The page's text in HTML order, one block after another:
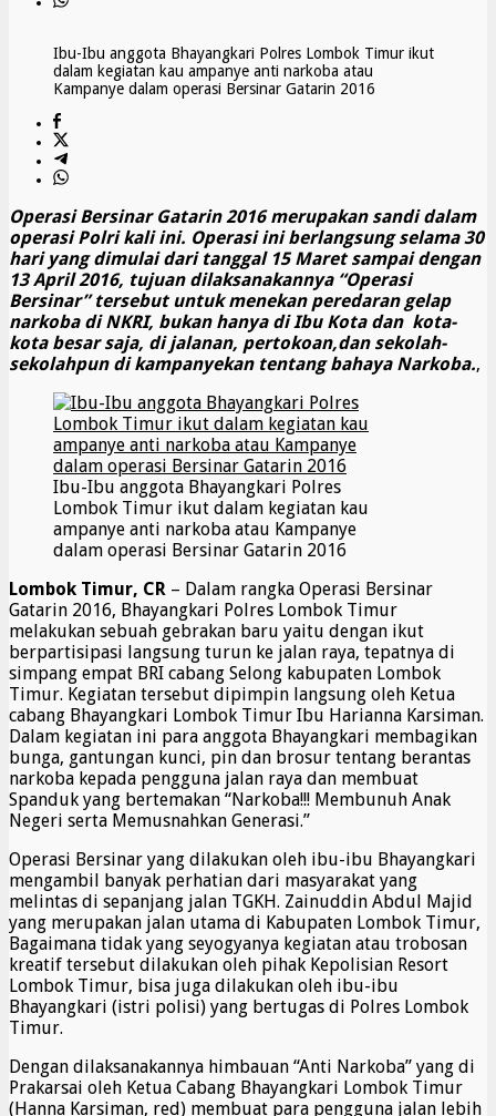
Ibu-Ibu anggota Bhayangkari Polres Lombok Timur ikut
dalam kegiatan kau ampanye anti narkoba atau
Kampanye dalam operasi Bersinar Gatarin 2016
Operasi Bersinar Gatarin 2016 merupakan sandi dalam
operasi Polri kali ini. Operasi ini berlangsung selama 30
hari yang dimulai dari tanggal 15 Maret sampai dengan
13 April 2016, tujuan dilaksanakannya “Operasi
Bersinar” tersebut untuk menekan peredaran gelap
narkoba di NKRI, bukan hanya di Ibu Kota dan kota-
kota besar saja, di jalanan, pertokoan,dan sekolah-
sekolahpun di kampanyekan tentang bahaya Narkoba.,
Ibu-Ibu anggota Bhayangkari Polres
Lombok Timur ikut dalam kegiatan kau
ampanye anti narkoba atau Kampanye
dalam operasi Bersinar Gatarin 2016
Lombok Timur, CR – Dalam rangka Operasi Bersinar
Gatarin 2016, Bhayangkari Polres Lombok Timur
melakukan sebuah gebrakan baru yaitu dengan ikut
berpartisipasi langsung turun ke jalan raya, tepatnya di
simpang empat BRI cabang Selong kabupaten Lombok
Timur. Kegiatan tersebut dipimpin langsung oleh Ketua
cabang Bhayangkari Lombok Timur Ibu Harianna Karsiman.
Dalam kegiatan ini para anggota Bhayangkari membagikan
bunga, gantungan kunci, pin dan brosur tentang berantas
narkoba kepada pengguna jalan raya dan membuat
Spanduk yang bertemakan “Narkoba!!! Membunuh Anak
Negeri serta Memusnahkan Generasi.”
Operasi Bersinar yang dilakukan oleh ibu-ibu Bhayangkari
mengambil banyak perhatian dari masyarakat yang
melintas di sepanjang jalan TGKH. Zainuddin Abdul Majid
yang merupakan jalan utama di Kabupaten Lombok Timur,
Bagaimana tidak yang seyogyanya kegiatan atau trobosan
kreatif tersebut dilakukan oleh pihak Kepolisian Resort
Lombok Timur, bisa juga dilakukan oleh ibu-ibu
Bhayangkari (istri polisi) yang bertugas di Polres Lombok
Timur.
Dengan dilaksanakannya himbauan “Anti Narkoba” yang di
Prakarsai oleh Ketua Cabang Bhayangkari Lombok Timur
(Hanna Karsiman, red) membuat para pengguna jalan lebih